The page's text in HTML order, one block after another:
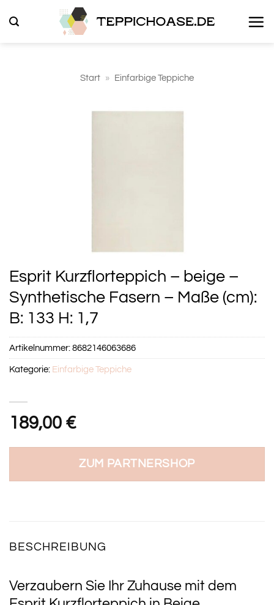
Inhalt
Start » Einfarbige Teppiche
Esprit Kurzflorteppich – beige –
Synthetische Fasern – Maße (cm):
B: 133 H: 1,7
189,00 €
ZUM PARTNERSHOP
Artikelnummer:8682146063686
Kategorie: Einfarbige Teppiche
BESCHREIBUNG
Verzaubern Sie Ihr Zuhause mit dem